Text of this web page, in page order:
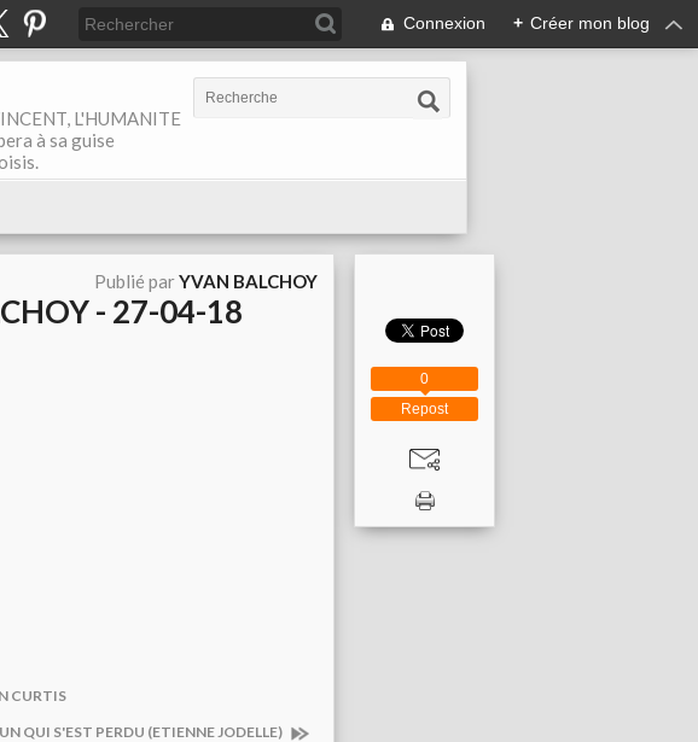
Connexion + Créer mon blog
L'HUMANITE
à sa guise
Publié parYVAN BALCHOY
- 27-04-18
CURTIS
QUI S'EST PERDU (ETIENNE JODELLE)
Repost
0